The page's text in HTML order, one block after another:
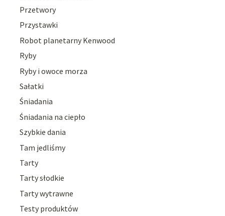
Przetwory
Przystawki
Robot planetarny Kenwood
Ryby
Ryby i owoce morza
Sałatki
Śniadania
Śniadania na ciepło
Szybkie dania
Tam jedliśmy
Tarty
Tarty słodkie
Tarty wytrawne
Testy produktów